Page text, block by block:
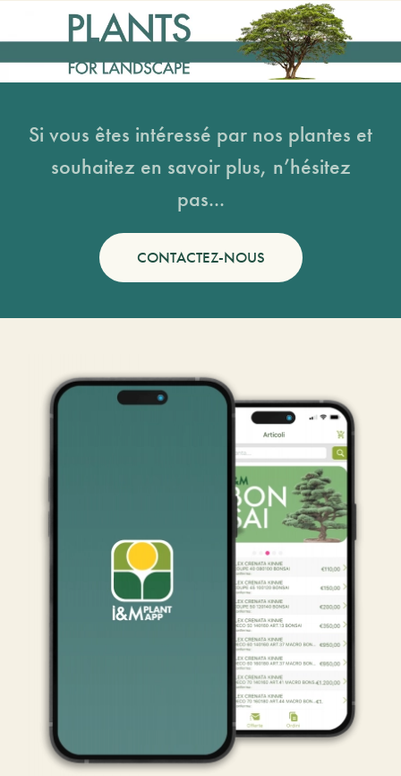
Si vous êtes intéressé par nos plantes et
souhaitez en savoir plus, n’hésitez
pas...
CONTACTEZ-NOUS